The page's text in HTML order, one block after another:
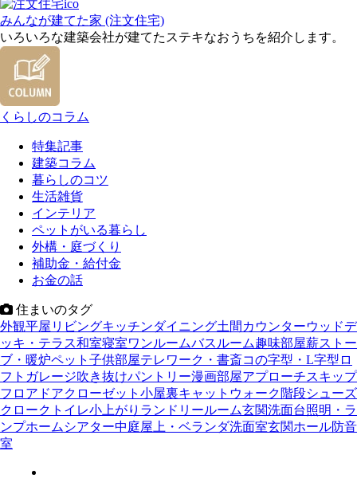
みんなが建てた家 (注文住宅)
いろいろな建築会社が建てたステキなおうちを紹介します。
くらしのコラム
特集記事
建築コラム
暮らしのコツ
生活雑貨
インテリア
ペットがいる暮らし
外構・庭づくり
補助金・給付金
お金の話
住まいのタグ
外観平屋 リビングキッチンダイニング土間 カウンターウッドデ
ッキ・テラス和室寝室ワンルームバスルーム趣味部屋薪ストー
ブ・暖炉ペット 子供部屋テレワーク・書斎コの字型・L字型 ロ
フト ガレージ吹き抜けパントリー漫画部屋アプローチスキップ
フロア ドアクローゼット 小屋裏キャットウォーク 階段シューズ
クローク トイレ小上がり ランドリールーム玄関洗面台照明・ラ
ンプホームシアター中庭屋上・ベランダ洗面室玄関ホール防音
室